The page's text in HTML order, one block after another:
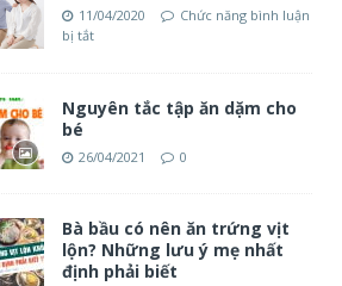
11/04/2020
Chức năng bình luận
bị tắt
Nguyên tắc tập ăn dặm cho
bé
26/04/2021 0
Bà bầu có nên ăn trứng vịt
lộn? Những lưu ý mẹ nhất
định phải biết